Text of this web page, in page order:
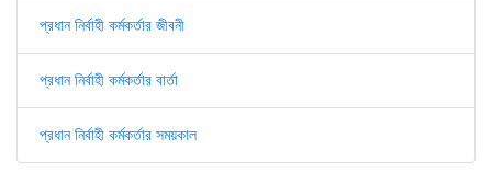
প্রধান নির্বাহী কর্মকর্তার জীবনী
প্রধান নির্বাহী কর্মকর্তার বার্তা
প্রধান নির্বাহী কর্মকর্তার সময়কাল